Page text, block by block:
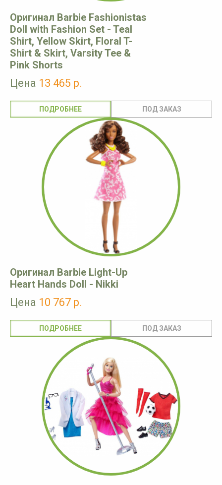
Оригинал Barbie Fashionistas
Doll with Fashion Set - Teal
Shirt, Yellow Skirt, Floral T-
Shirt & Skirt, Varsity Tee &
Pink Shorts
Цена 13 465 р.
ПОДРОБНЕЕ
Оригинал Barbie Light-Up
Heart Hands Doll - Nikki
Цена 10 767 р.
ПОДРОБНЕЕ